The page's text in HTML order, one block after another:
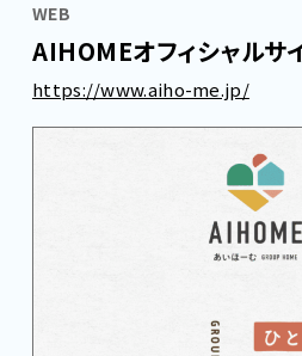
WEB
AIHOMEオフィシャルサ
https://www.aiho-me.jp/